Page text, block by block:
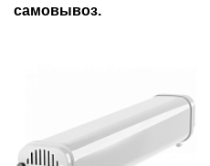
самовывоз.